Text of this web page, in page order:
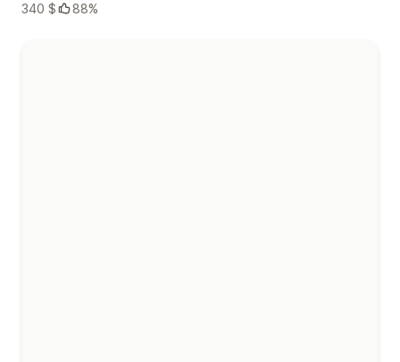
340 $
88%